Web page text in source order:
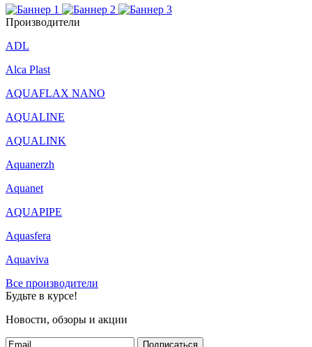
Производители
ADL
Alca Plast
AQUAFLAX NANO
AQUALINE
AQUALINK
Aquanerzh
Aquanet
AQUAPIPE
Aquasfera
Aquaviva
Все производители
Будьте в курсе!
Новости, обзоры и акции
Подписаться